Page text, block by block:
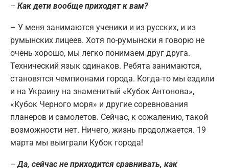
– Как дети вообще приходят к вам?
– У меня занимаются ученики и из русских, и из
румынских лицеев. Хотя по-румынски я говорю не
очень хорошо, мы легко понимаем друг друга.
Технический язык одинаков. Ребята занимаются,
становятся чемпионами города. Когда-то мы ездили
и на Украину на знаменитый «Кубок Антонова»,
«Кубок Черного моря» и другие соревнования
планеров и самолетов. Сейчас, к сожалению, такой
возможности нет. Ничего, жизнь продолжается. 19
марта мы выиграли Кубок города!
– Да, сейчас не приходится сравнивать, как